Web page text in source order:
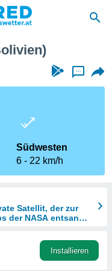
...
Südwesten
6
22 km/h
Satellit, der zur
der NASA entsandt
Installieren